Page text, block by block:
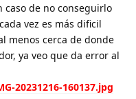
caso de no conseguirlo
vez es más dificil
menos cerca de donde
ya veo que da error al
20231216-160137.jpg